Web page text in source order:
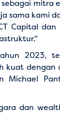
sama kami
Capital
2023,
Michael
dan